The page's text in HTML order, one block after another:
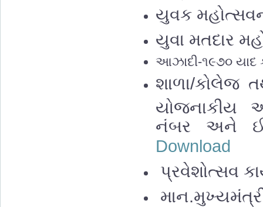
યુવક
યુવા મતદાર
આઝાદી-૧૯૭૦ યાદ
શાળા/કોલેજ
યોજનાકીય
નંબર અને ઈ-
Download
પ્રવેશોત્સવ